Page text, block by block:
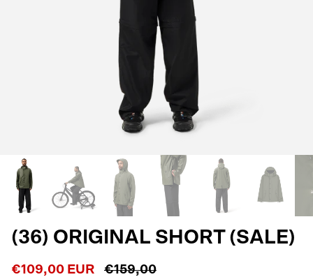
(36) ORIGINAL SHORT (SALE)
€109,00 EUR €159,00